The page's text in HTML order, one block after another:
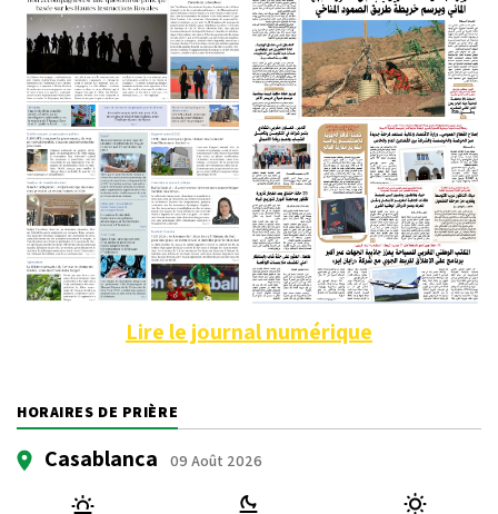
Lire le journal numérique
HORAIRES DE PRIÈRE
Casablanca 09 Août 2026